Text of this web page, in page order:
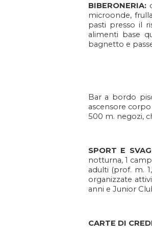
BIBERONERIA:
microonde,
pasti presso il
alimenti base
bagnetto e
Bar a bordo
ascensore
500 m. negozi,
SPORT E
notturna, 1
adulti (prof. m.
organizzate
anni e Junior
CARTE DI